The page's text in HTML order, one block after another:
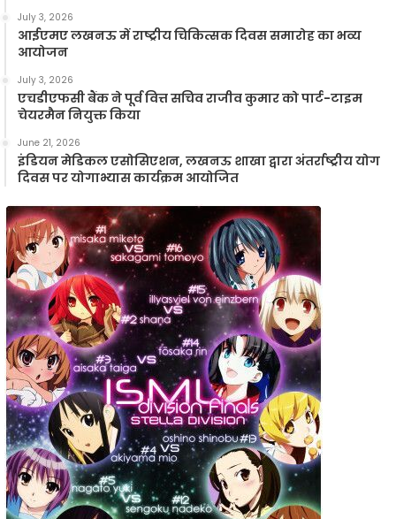
July 3, 2026
आईएमए लखनऊ में राष्ट्रीय चिकित्सक दिवस समारोह का भव्य
आयोजन
July 3, 2026
एचडीएफसी बैंक ने पूर्व वित्त सचिव राजीव कुमार को पार्ट-टाइम
चेयरमैन नियुक्त किया
June 21, 2026
इंडियन मेडिकल एसोसिएशन, लखनऊ शाखा द्वारा अंतर्राष्ट्रीय योग
दिवस पर योगाभ्यास कार्यक्रम आयोजित